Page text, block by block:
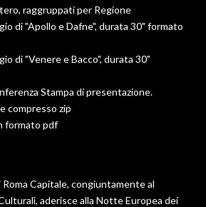
raggruppati per Regione
di "Apollo e Dafne", durata 30" formato
di "Venere e Bacco", durata 30"
Stampa di presentazione.
compresso zip
formato pdf
Roma Capitale, congiuntamente al
aderisce alla Notte Europea dei